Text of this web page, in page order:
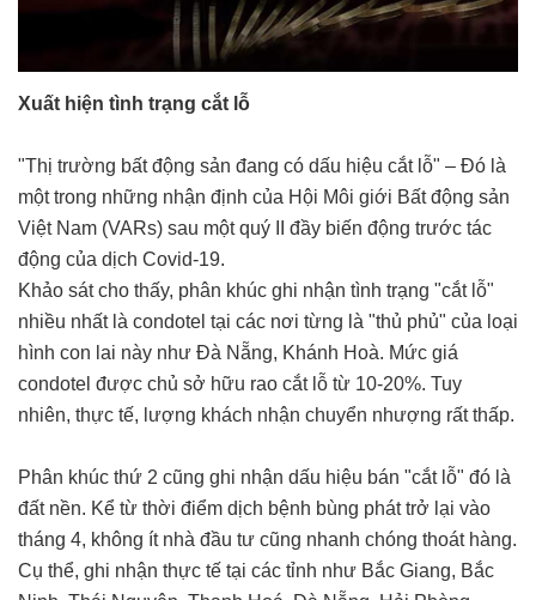
Xuất hiện tình trạng cắt lỗ
"Thị trường bất động sản đang có dấu hiệu cắt lỗ" – Đó là
một trong những nhận định của Hội Môi giới Bất động sản
Việt Nam (VARs) sau một quý II đầy biến động trước tác
động của dịch Covid-19.
Khảo sát cho thấy, phân khúc ghi nhận tình trạng "cắt lỗ"
nhiều nhất là condotel tại các nơi từng là "thủ phủ" của loại
hình con lai này như Đà Nẵng, Khánh Hoà. Mức giá
condotel được chủ sở hữu rao cắt lỗ từ 10-20%. Tuy
nhiên, thực tế, lượng khách nhận chuyển nhượng rất thấp.
Phân khúc thứ 2 cũng ghi nhận dấu hiệu bán "cắt lỗ" đó là
đất nền. Kể từ thời điểm dịch bệnh bùng phát trở lại vào
tháng 4, không ít nhà đầu tư cũng nhanh chóng thoát hàng.
Cụ thể, ghi nhận thực tế tại các tỉnh như Bắc Giang, Bắc